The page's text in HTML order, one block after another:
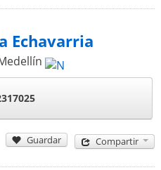
Echavarria
Guardar Compartir